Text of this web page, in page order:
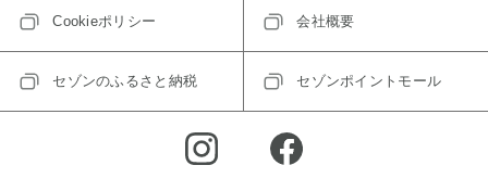
Cookieポリシー 会社概要
セゾンのふるさと納税 セゾンポイントモール